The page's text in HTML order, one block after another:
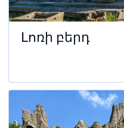
Լոռի բերդ